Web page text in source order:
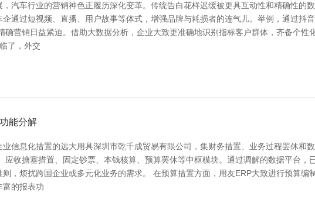
汽车行业的营销神色正履历深化变革。传统告白花样迟缓被更具互动性和精确性的
通过短视频、直播、用户故事等体式，增强品牌与耗损者的连气儿。举例，通过抖
确营销日益紧迫。借助大数据分析，企业大致更准确地识别指标客户群体，齐备个
了，外交
能分解
业信息化措置的远大用具深圳市乾千成贸易有限公司，集财务措置、业务过程罢休和
应收搪塞措置、固定钞票、本钱核算、预算罢休等中枢模块。通过调解的数据平台，
，烦扰跨国企业或多元化业务的需求。 在预算措置方面，用友ERP大致进行预算
富的报表功